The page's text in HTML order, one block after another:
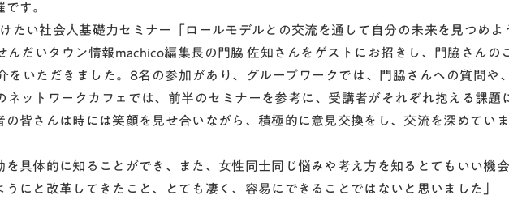
す。
たい社会人基礎力セミナー「ロールモデルとの交流を通して自分の未来を見つめ
んだいタウン情報machico編集長の門脇 佐知さんをゲストにお招きし、門脇さんの
をいただきました。8名の参加があり、グループワークでは、門脇さんへの質問や
ネットワークカフェでは、前半のセミナーを参考に、受講者がそれぞれ抱える課
皆さんは時には笑顔を見せ合いながら、積極的に意見交換をし、交流を深めていま
を具体的に知ることができ、また、女性同士同じ悩みや考え方を知るとてもいい機会
うにと改革してきたこと、とても凄く、容易にできることではないと思いました」